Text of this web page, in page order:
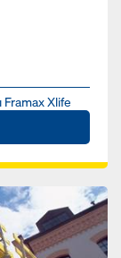
Framax Xlife